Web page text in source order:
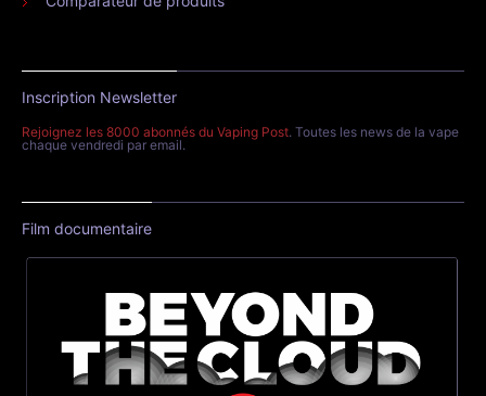
Inscription Newsletter
Rejoignez les 8000 abonnés du Vaping Post. Toutes les news de la vape
chaque vendredi par email.
Film documentaire